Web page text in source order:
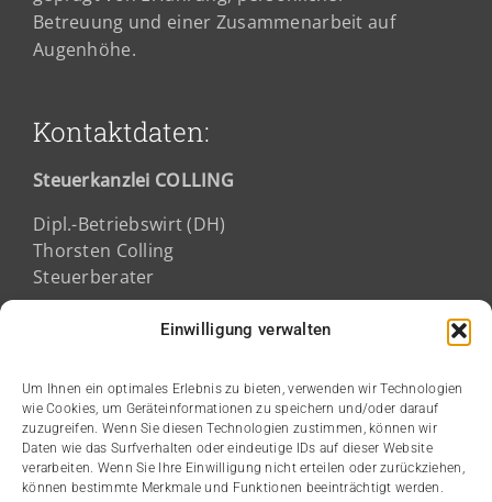
Einwilligung verwalten
Um Ihnen ein optimales Erlebnis zu bieten, verwenden wir Technologien
wie Cookies, um Geräteinformationen zu speichern und/oder darauf
zuzugreifen. Wenn Sie diesen Technologien zustimmen, können wir
Daten wie das Surfverhalten oder eindeutige IDs auf dieser Website
verarbeiten. Wenn Sie Ihre Einwilligung nicht erteilen oder zurückziehen,
können bestimmte Merkmale und Funktionen beeinträchtigt werden.
Betreuung und einer Zusammenarbeit auf
Augenhöhe.
Kontaktdaten:
Steuerkanzlei COLLING
Dipl.-Betriebswirt (DH)
Thorsten Colling
Steuerberater
Fichtestraße 2a
Kanzleizeiten:
Montag bis Donnerstag: